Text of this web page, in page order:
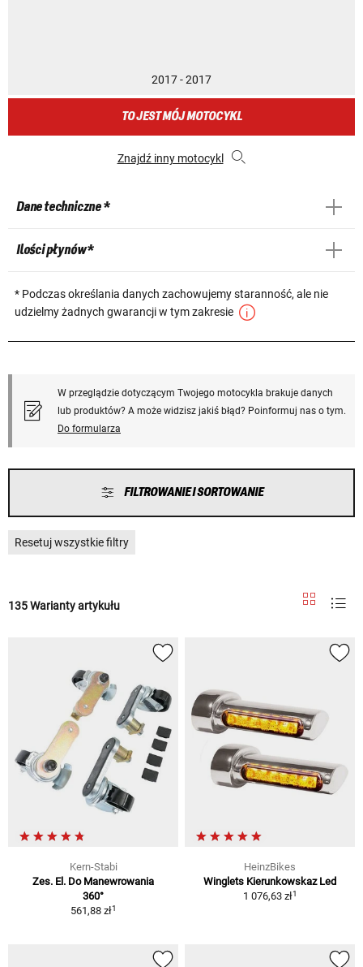
2017 - 2017
TO JEST MÓJ MOTOCYKL
Znajdź inny motocykl
Dane techniczne *
Ilości płynów *
* Podczas określania danych zachowujemy staranność, ale nie
udzielmy żadnych gwarancji w tym zakresie
W przeglądzie dotyczącym Twojego motocykla brakuje danych
lub produktów? A może widzisz jakiś błąd? Poinformuj nas o tym.
Do formularza
FILTROWANIE I SORTOWANIE
Resetuj wszystkie filtry
135 Warianty artykułu
Kern-Stabi
Zes. El. Do Manewrowania
360°
561,88 zł1
HeinzBikes
Winglets Kierunkowskaz Led
1 076,63 zł1